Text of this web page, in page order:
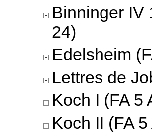
Binninger IV
24)
Edelsheim
Lettres de
Koch I (FA 5
Koch II (FA